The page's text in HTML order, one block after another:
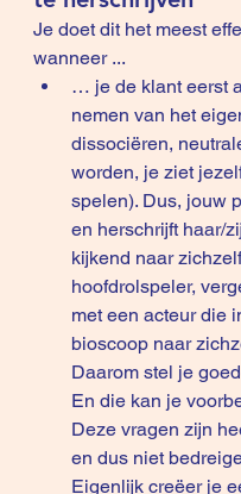
Je doet dit het meest
wanneer ...
… je de klant eerst
nemen van het
dissociëren,
worden, je ziet
spelen). Dus, jouw
en herschrijft haar/
kijkend naar
hoofdrolspeler,
met een acteur die
bioscoop naar
Daarom stel je
En die kan je
Deze vragen zijn
en dus niet
Eigenlijk creëer je